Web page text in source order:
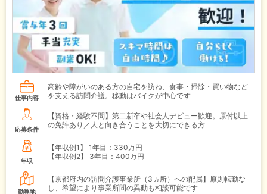
仕事内容
高齢や障がいのある方の自宅を訪ね、食事・掃除・買い物など
を支える訪問介護。移動はバイクが中心です
応募条件
【資格・経験不問】第二新卒や社会人デビュー歓迎。原付以上
の免許あり／人と向き合うことを大切にできる方
年収
【年収例1】
1年目：330万円
【年収例2】
3年目：400万円
勤務地
【京都府内の訪問介護事業所（3ヵ所）への配属】原則転勤な
し、希望により事業所間の異動も相談可能です